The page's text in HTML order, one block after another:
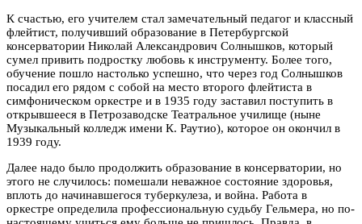
К счастью, его учителем стал замечательный педагог и классный
флейтист, получивший образование в Петербургской
консерватории Николай Александрович Солнышков, который
сумел привить подростку любовь к инструменту. Более того,
обучение пошло настолько успешно, что через год Солнышков
посадил его рядом с собой на место второго флейтиста в
симфоническом оркестре и в 1935 году заставил поступить в
открывшееся в Петрозаводске Театральное училище (ныне
Музыкальный колледж имени К. Раутио), которое он окончил в
1939 году.
Далее надо было продолжить образование в консерватории, но
этого не случилось: помешали неважное состояние здоровья,
вплоть до начинавшегося туберкулеза, и война. Работа в
оркестре определила профессиональную судьбу Гельмера, но по-